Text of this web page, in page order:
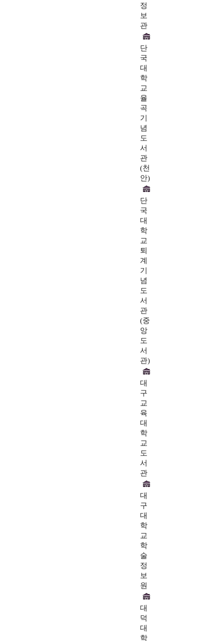
정
보
관
단
국
대
학
교
율
곡
기
념
도
서
관
(천
안)
단
국
대
학
교
퇴
계
기
념
도
서
관
(중
앙
도
서
관)
대
구
교
육
대
학
교
도
서
관
대
구
대
학
교
학
술
정
보
원
대
덕
대
학